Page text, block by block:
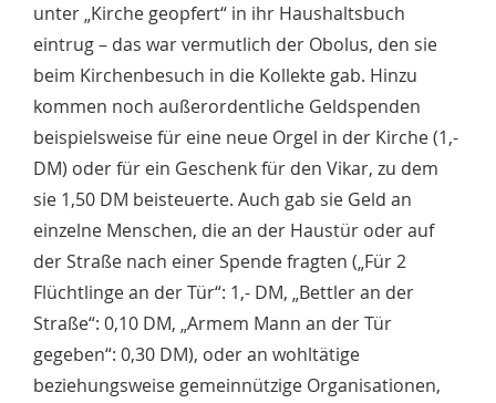
unter „Kirche geopfert“ in ihr Haushaltsbuch
eintrug – das war vermutlich der Obolus, den sie
beim Kirchenbesuch in die Kollekte gab. Hinzu
kommen noch außerordentliche Geldspenden
beispielsweise für eine neue Orgel in der Kirche (1,-
DM) oder für ein Geschenk für den Vikar, zu dem
sie 1,50 DM beisteuerte. Auch gab sie Geld an
einzelne Menschen, die an der Haustür oder auf
der Straße nach einer Spende fragten („Für 2
Flüchtlinge an der Tür“: 1,- DM, „Bettler an der
Straße“: 0,10 DM, „Armem Mann an der Tür
gegeben“: 0,30 DM), oder an wohltätige
beziehungsweise gemeinnützige Organisationen,